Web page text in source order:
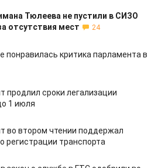
Тюлеева не пустили в СИЗО
отсутствия мест
24
понравилась критика парламента в
продлил сроки легализации
1 июля
во втором чтении поддержал
регистрации транспорта